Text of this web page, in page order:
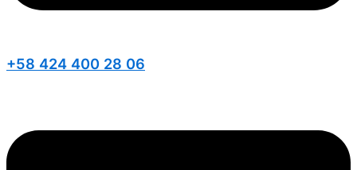
+58 424 400 28 06